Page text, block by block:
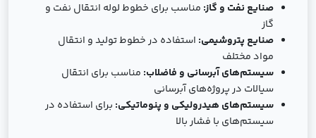
صنایع نفت و گاز: مناسب برای خطوط لوله انتقال نفت و
گاز
صنایع پتروشیمی: استفاده در خطوط تولید و انتقال
مواد مختلف
سیستم‌های آبرسانی و فاضلاب: مناسب برای انتقال
سیالات در پروژه‌های آبرسانی
سیستم‌های هیدرولیکی و پنوماتیکی: برای استفاده در
سیستم‌های با فشار بالا